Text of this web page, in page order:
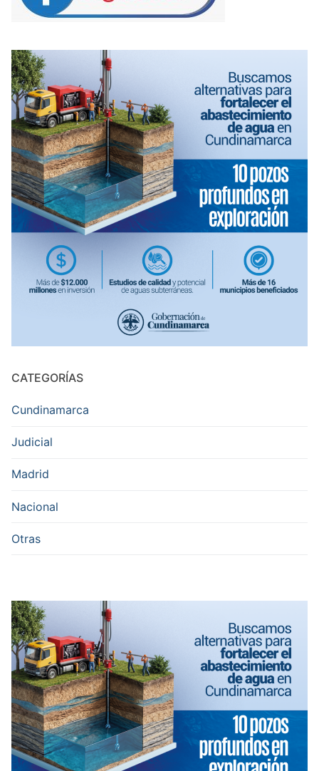
CATEGORÍAS
Cundinamarca
Judicial
Madrid
Nacional
Otras